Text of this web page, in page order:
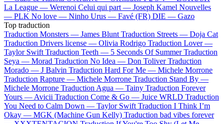
La League — Werenoi Celui qui part — Joseph Kamel Nouvelles
— PLK No love — Ninho Urus — Favé (FR) DIE — Gazo
Top traduction
Traduction Monsters — James Blunt Traduction Streets — Doja Cat
Traduction Drivers license — Olivia Rodrigo Traduction Lover —
Taylor Swift Traduction Teeth — 5 Seconds Of Summer Traduction
Seya — Morad Traduction No Idea — Don Toliver Traduction
Morado — J Balvin Traduction Hard For Me — Michele Morrone
Traduction Rapture — Michele Morrone Traduction Stand By —
Michele Morrone Traduction Agua — Tainy Traduction Forever
Yours — Avicii Traduction Come & Go — Juice WRLD Traduction
You Need to Calm Down — Taylor Swift Traduction I Think I’m
Okay — MGK (Machine Gun Kelly) Traduction bad vibes forever